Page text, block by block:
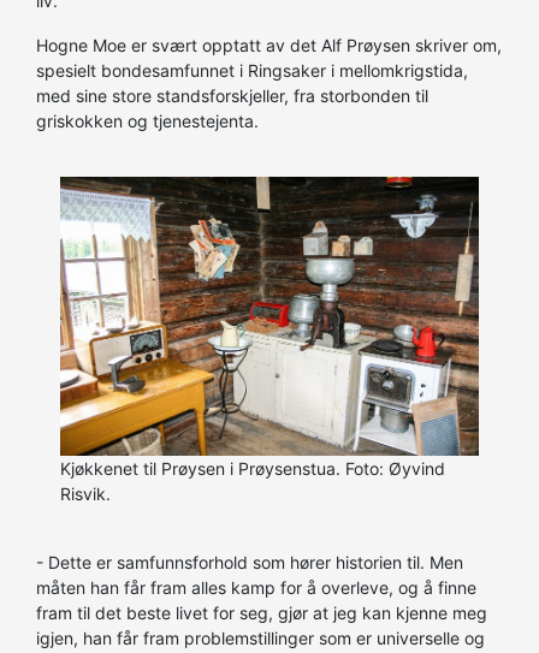
Hogne Moe er svært opptatt av det Alf Prøysen skriver om,
spesielt bondesamfunnet i Ringsaker i mellomkrigstida,
med sine store standsforskjeller, fra storbonden til
griskokken og tjenestejenta.
Kjøkkenet til Prøysen i Prøysenstua. Foto: Øyvind
Risvik.
- Dette er samfunnsforhold som hører historien til. Men
måten han får fram alles kamp for å overleve, og å finne
fram til det beste livet for seg, gjør at jeg kan kjenne meg
igjen, han får fram problemstillinger som er universelle og